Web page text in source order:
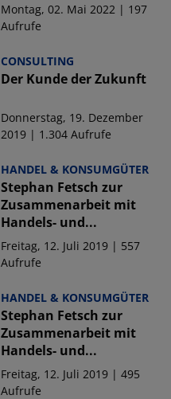
Montag, 02. Mai 2022 | 197
Aufrufe
CONSULTING
Der Kunde der Zukunft
Donnerstag, 19. Dezember
2019 | 1.304 Aufrufe
HANDEL & KONSUMGÜTER
Stephan Fetsch zur
Zusammenarbeit mit
Handels- und...
Freitag, 12. Juli 2019 | 557
Aufrufe
HANDEL & KONSUMGÜTER
Stephan Fetsch zur
Zusammenarbeit mit
Handels- und...
Freitag, 12. Juli 2019 | 495
Aufrufe